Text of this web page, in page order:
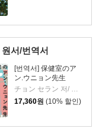
서/번역서
[번역서] 保健室のア
ン.ウニョン先生
17,360원 (10% 할인)